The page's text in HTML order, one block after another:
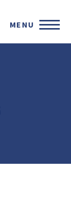
MENU